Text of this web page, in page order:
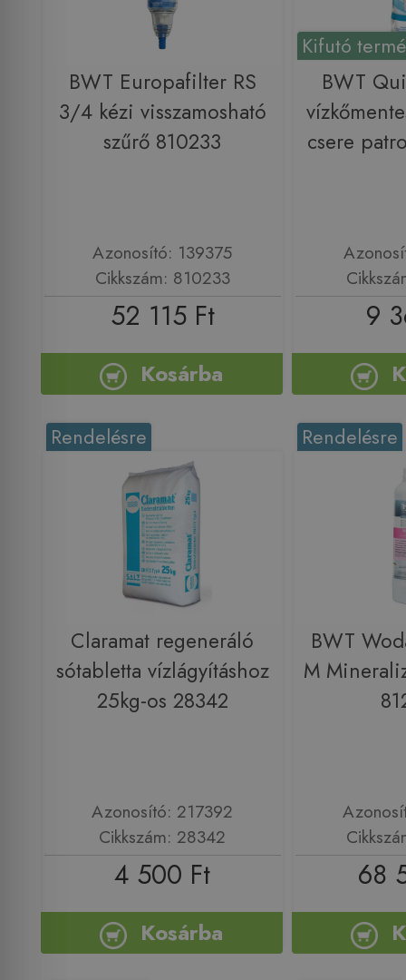
BWT Europafilter RS
3/4 kézi visszamosható
szűrő 810233
Azonosító: 139375
Cikkszám: 810233
52 115 Ft
Kosárba
Kifutó
BWT
csere
9
Rendelésre
Claramat regeneráló
sótabletta vízlágyításhoz
25kg-os 28342
Azonosító: 217392
Cikkszám: 28342
4 500 Ft
Kosárba
Rendelésre
BWT
M
68